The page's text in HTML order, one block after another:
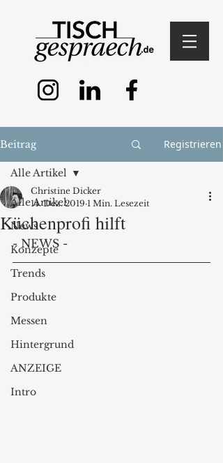
Beitrag Registrieren
Alle Artikel
News
Konzepte
Trends
Produkte
Messen
Hintergrund
ANZEIGE
Intro
Alle Artikel
Küchenprofi hilft
Christine Dicker
14. Dez. 2019 1 Min. Lesezeit
- NEWS -